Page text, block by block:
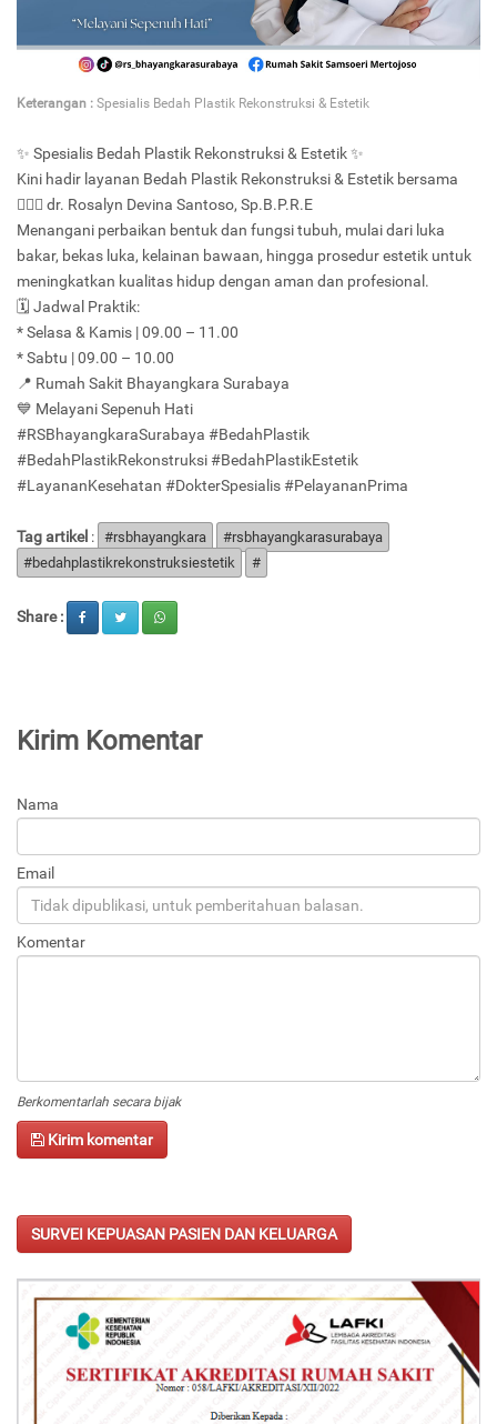
Keterangan : Spesialis Bedah Plastik Rekonstruksi & Estetik
✨ Spesialis Bedah Plastik Rekonstruksi & Estetik ✨
Kini hadir layanan Bedah Plastik Rekonstruksi & Estetik bersama
👩🏻‍⚕️ dr. Rosalyn Devina Santoso, Sp.B.P.R.E
Menangani perbaikan bentuk dan fungsi tubuh, mulai dari luka
bakar, bekas luka, kelainan bawaan, hingga prosedur estetik untuk
meningkatkan kualitas hidup dengan aman dan profesional.
🗓 Jadwal Praktik:
* Selasa & Kamis | 09.00 – 11.00
* Sabtu | 09.00 – 10.00
📍 Rumah Sakit Bhayangkara Surabaya
💙 Melayani Sepenuh Hati
#RSBhayangkaraSurabaya #BedahPlastik
#BedahPlastikRekonstruksi #BedahPlastikEstetik
#LayananKesehatan #DokterSpesialis #PelayananPrima
Tag artikel : #rsbhayangkara
#rsbhayangkarasurabaya
#bedahplastikrekonstruksiestetik
#
Share :
Kirim Komentar
Nama
Email
Komentar
Berkomentarlah secara bijak
Kirim komentar
SURVEI KEPUASAN PASIEN DAN KELUARGA